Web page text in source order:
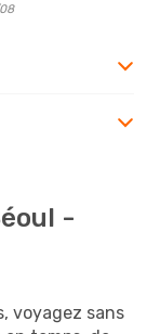
-
voyagez sans